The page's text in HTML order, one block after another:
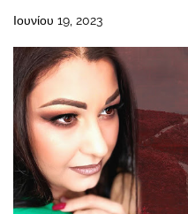
Ιουνίου 19, 2023